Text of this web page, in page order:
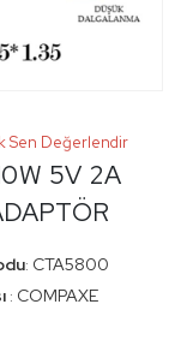
5V 2A
Sen Değerlendir
: CTA5800
: COMPAXE